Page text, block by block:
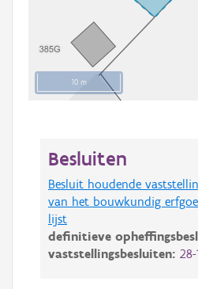
10 m
Besluiten
Besluit houdende
van het bouwkundig
lijst
definitieve
vaststellingsbesluiten: